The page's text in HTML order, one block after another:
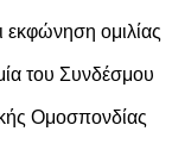
εκφώνηση ομιλίας
του Συνδέσμου
Ομοσπονδίας